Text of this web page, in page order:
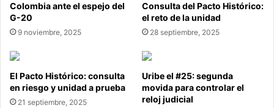
Colombia ante el espejo del
G-20
9 noviembre, 2025
Consulta del Pacto Histórico:
el reto de la unidad
28 septiembre, 2025
El Pacto Histórico: consulta
en riesgo y unidad a prueba
21 septiembre, 2025
Uribe el #25: segunda
movida para controlar el
reloj judicial